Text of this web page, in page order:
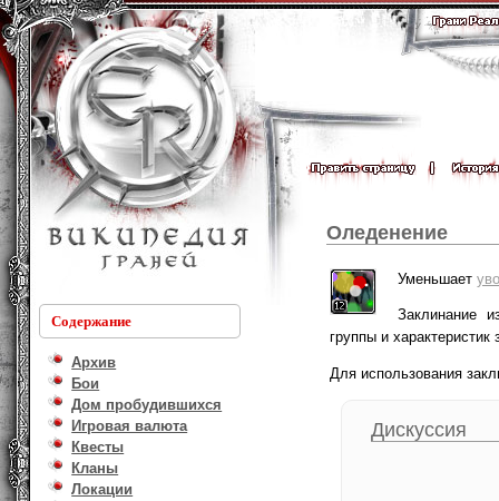
Содержание
Архив
Бои
Дом пробудившихся
Игровая валюта
Квесты
Кланы
Локации
Оледенение
Уменьшает
Заклинание
группы и
Для использования
Дискуссия